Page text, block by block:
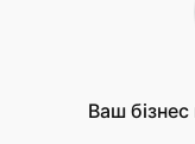
Ваш бізнес